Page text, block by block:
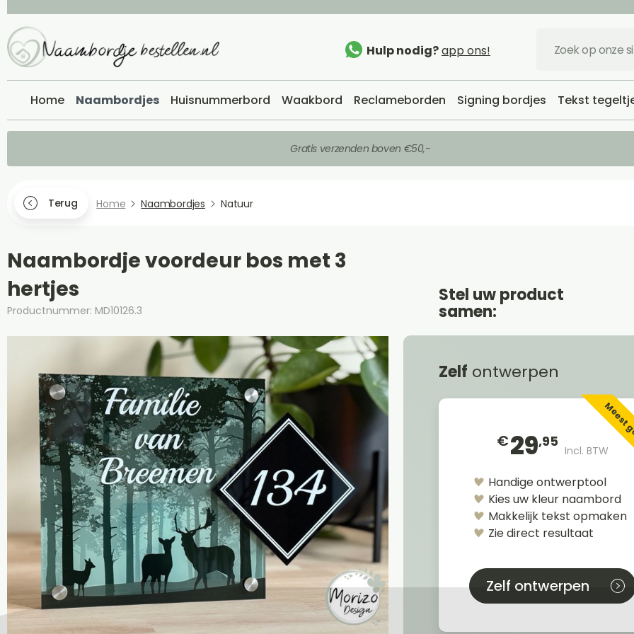
Hulp nodig?app ons!
Home Naambordjes Huisnummerbord Waakbord Reclameborden Signing bordjes Tekst
Gratis verzenden boven €50,-
Terug Home Naambordjes Natuur
Naambordje voordeur bos met 3
hertjes
Productnummer: MD10126.3
Stel uw product
samen:
Zelf ontwerpen
€29,95
Incl. BTW
Handige ontwerptool
Kies uw kleur naambord
Makkelijk tekst opmaken
Zie direct resultaat
Zelf ontwerpen